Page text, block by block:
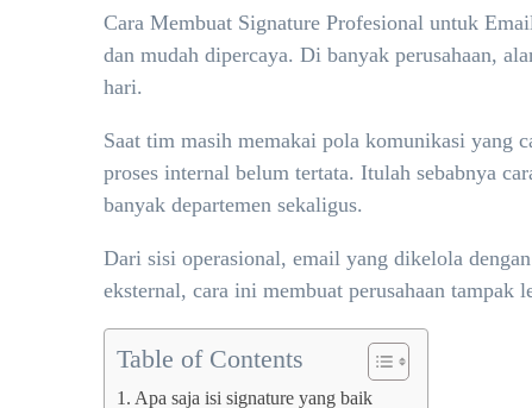
Cara Membuat Signature Profesional untuk
dan mudah dipercaya. Di banyak perusahaan,
hari.
Saat tim masih memakai pola komunikasi yang
proses internal belum tertata. Itulah sebabnya
banyak departemen sekaligus.
Dari sisi operasional, email yang dikelola
eksternal, cara ini membuat perusahaan
Table of Contents
Apa saja isi signature yang baik